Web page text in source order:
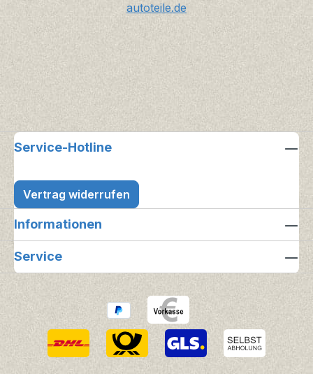
autoteile.de
Service-Hotline
Vertrag widerrufen
Informationen
Service